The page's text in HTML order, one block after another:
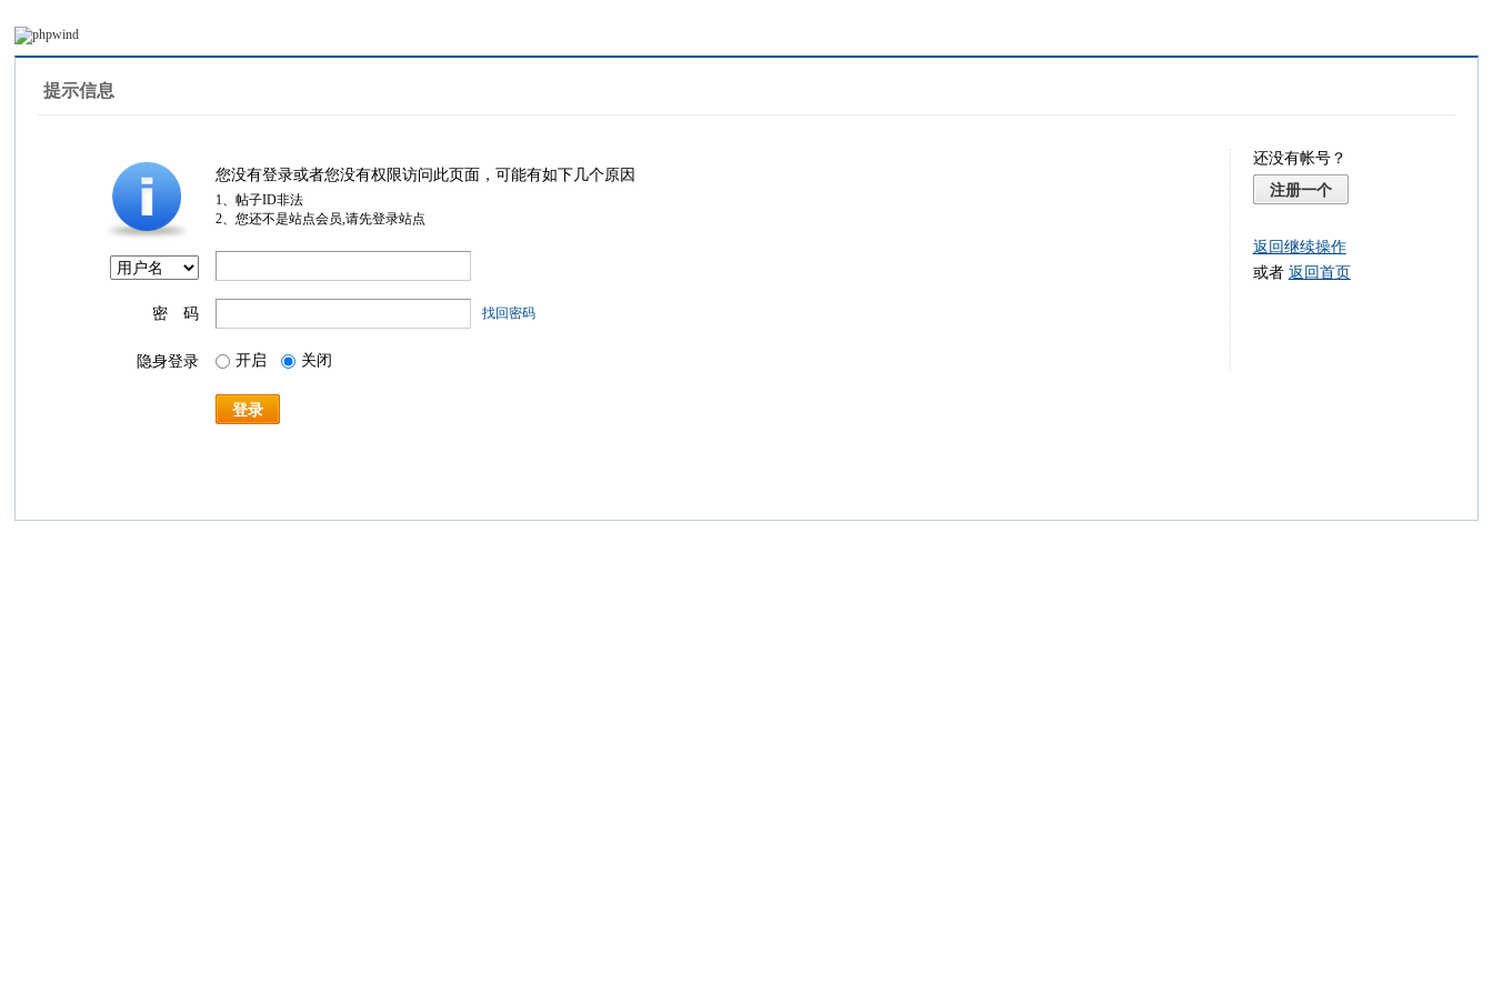
提示信息
您没有登录或者您没有权限访问此页面，可能有如下几个原因
1、帖子ID非法
2、您还不是站点会员,请先登录站点
密 码 找回密码
隐身登录 开启 关闭
登录
还没有帐号？
注册一个
返回继续操作
或者 返回首页